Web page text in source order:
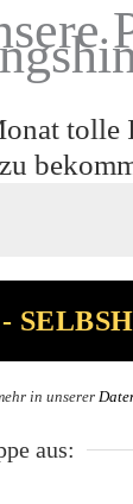
tolle
in unserer
aus: